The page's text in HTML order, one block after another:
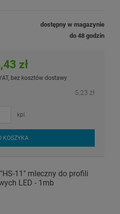
dostępny w magazynie
do 48 godzin
zł
bez kosztów dostawy
5,23 zł
kpl.
KOSZYKA
11" mleczny do profili
LED - 1mb